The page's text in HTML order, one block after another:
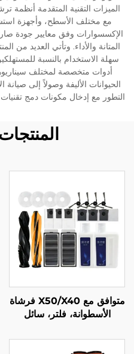
مع مختلف الأسطح، وأجهزة
الإكسسوارات وفق معايير جودة
المتانة والأداء. وتأتي العديد من
سهلة الاستخدام بالنسبة
أدوات متخصصة لمختلف
الحيوانات الأليفة وصولاً إلى
التطور مع إدخال مكونات دمج تقنيات
متوافق مع X50/X40 فرشاة
الأسطوانة، فلتر، سائل
Zhui Mi X50 إكسسوارات